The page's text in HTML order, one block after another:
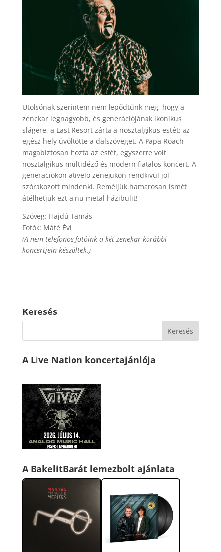
Utolsónak szerintem nem lepődtünk meg, hogy a
zenekar legnagyobb, és generációjának ikonikus
slágere, a Last Resort zárta a nosztalgikus estét: az
egész hely üvöltötte a dalszöveget. A Papa Roach
magabiztosan hozta az estét, egyszerre volt
nosztalgikus múltidéző és modern fiatalos koncert. A
generációkon átívelő zenéjükön rendkívül jól
szórakozott mindenki. Reméljük hamarosan ismét
átélhetjük ezt a nu metal házibulit!
Szöveg: Hajdú Tamás
Fotók: Máté Évi
(A nem telefonos fotóink a két zenekar korábbi
koncertjein készültek.)
Keresés
A Live Nation koncertajánlója
A BakelitBarát lemezbolt ajánlata